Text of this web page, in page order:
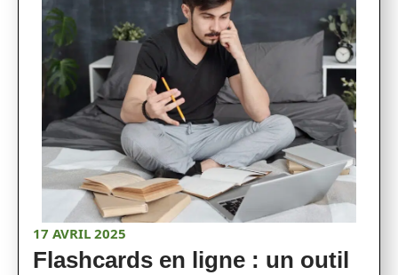
17 AVRIL 2025
Flashcards en ligne : un outil